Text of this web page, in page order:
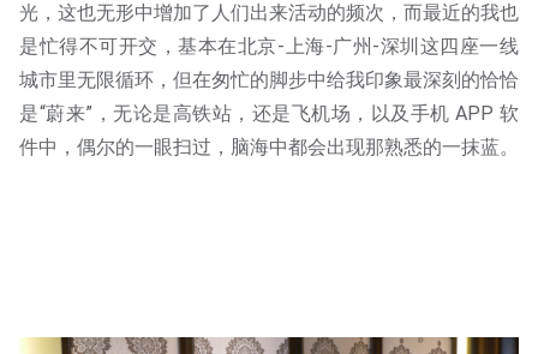
光，这也无形中增加了人们出来活动的频次，而最近的我也
是忙得不可开交，基本在北京-上海-广州-深圳这四座一线
城市里无限循环，但在匆忙的脚步中给我印象最深刻的恰恰
是“蔚来”，无论是高铁站，还是飞机场，以及手机 APP 软
件中，偶尔的一眼扫过，脑海中都会出现那熟悉的一抹蓝。